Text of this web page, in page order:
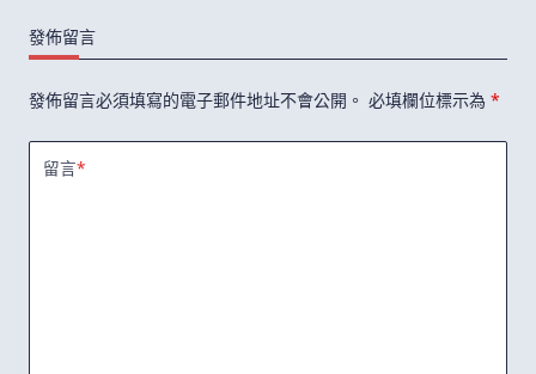
發佈留言
發佈留言必須填寫的電子郵件地址不會公開。 必填欄位標示為 *
留言*